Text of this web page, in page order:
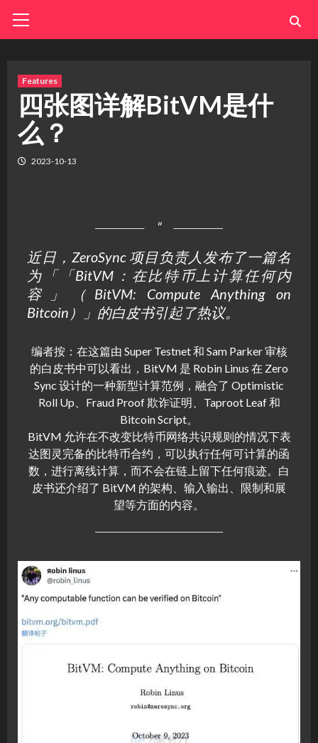
Menu
Features
四张图详解BitVM是什
么？
2023-10-13
近日，ZeroSync 项目负责人发布了一篇名
为「「BitVM：在比特币上计算任何内
容」（BitVM: Compute Anything on
Bitcoin）」的白皮书引起了热议。
编者按：在这篇由 Super Testnet 和 Sam Parker 审核
的白皮书中可以看出，BitVM 是 Robin Linus 在 Zero
Sync 设计的一种新型计算范例，融合了 Optimistic
Roll Up、Fraud Proof 欺诈证明、Taproot Leaf 和
Bitcoin Script。
BitVM 允许在不改变比特币网络共识规则的情况下表
达图灵完备的比特币合约，可以执行任何可计算的函
数，进行离线计算，而不会在链上留下任何痕迹。白
皮书还介绍了 BitVM 的架构、输入输出、限制和展
望等方面的内容。